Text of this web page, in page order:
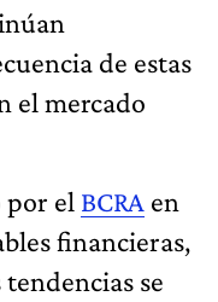
de estas
el mercado
por el BCRA en
financieras,
se